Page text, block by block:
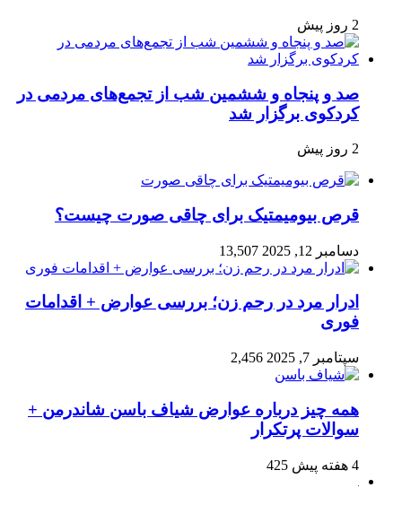
2 روز پیش
صد و پنجاه‌ و ششمین شب از تجمع‌های مردمی در
کردکوی برگزار شد
2 روز پیش
قرص بیومیمتیک برای چاقی صورت چیست؟
دسامبر 12, 2025 13,507
ادرار مرد در رحم زن؛ بررسی عوارض + اقدامات
فوری
سپتامبر 7, 2025 2,456
همه چیز درباره عوارض شیاف باسن شاندرمن +
سوالات پرتکرار
4 هفته پیش 425